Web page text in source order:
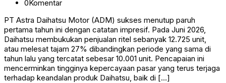
0Komentar
PT Astra Daihatsu Motor (ADM) sukses menutup paruh
pertama tahun ini dengan catatan impresif. Pada Juni 2026,
Daihatsu membukukan penjualan ritel sebanyak 12.725 unit,
atau melesat tajam 27% dibandingkan periode yang sama di
tahun lalu yang tercatat sebesar 10.001 unit. Pencapaian ini
mencerminkan tingginya kepercayaan pasar yang terus terjaga
terhadap keandalan produk Daihatsu, baik di […]